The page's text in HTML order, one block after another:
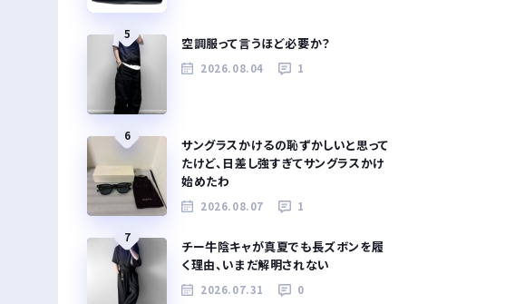
5
空調服って言うほど必要か？
2026.08.04 1
6
サングラスかけるの恥ずかしいと思って
たけど、日差し強すぎてサングラスかけ
始めたわ
2026.08.07 1
7
チー牛陰キャが真夏でも長ズボンを履
く理由、いまだ解明されない
2026.07.31 0